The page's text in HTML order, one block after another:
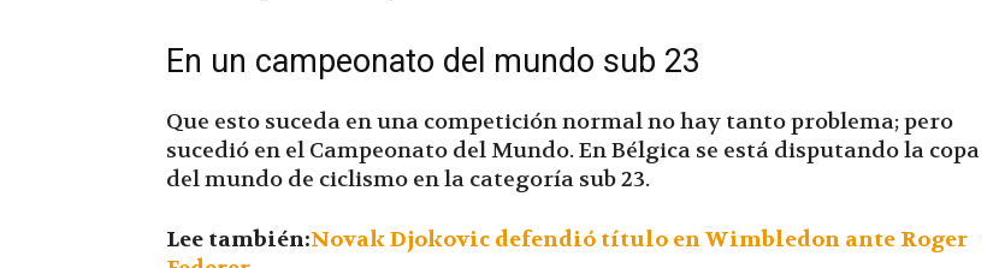
En un campeonato del mundo sub 23
Que esto suceda en una competición normal no hay tanto problema; pero
sucedió en el Campeonato del Mundo. En Bélgica se está disputando la copa
del mundo de ciclismo en la categoría sub 23.
Lee también:Novak Djokovic defendió título en Wimbledon ante Roger